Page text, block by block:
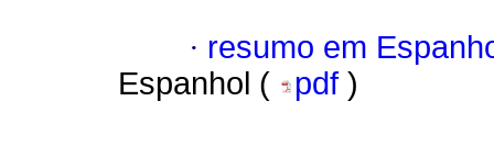
· resumo em
Espanhol (
pdf )